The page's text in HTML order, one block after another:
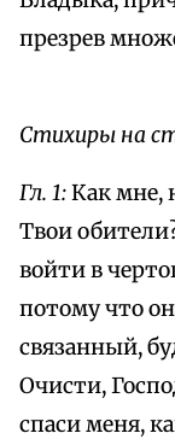
презрев
Стихиры на
Гл. 1:Как мне,
Твои
войти в
потому что
связанный,
Очисти,
спаси меня,